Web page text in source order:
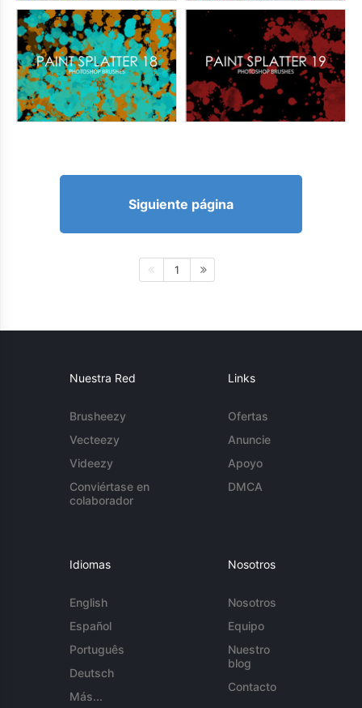
Siguiente página
1
Nuestra Red
Brusheezy
Vecteezy
Videezy
Conviértase en
colaborador
Links
Ofertas
Anuncie
Apoyo
DMCA
Idiomas
English
Español
Português
Deutsch
Más...
Nosotros
Nosotros
Equipo
Nuestro
blog
Contacto